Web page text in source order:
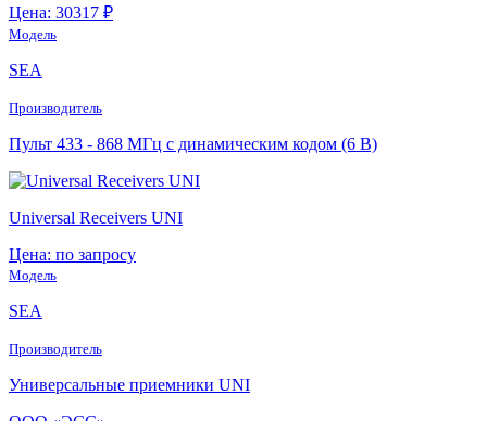
Цена: 30317 ₽
Модель
SEA
Производитель
Пульт 433 - 868 МГц с динамическим кодом (6 В)
Universal Receivers UNI
Цена: по запросу
Модель
SEA
Производитель
Универсальные приемники UNI